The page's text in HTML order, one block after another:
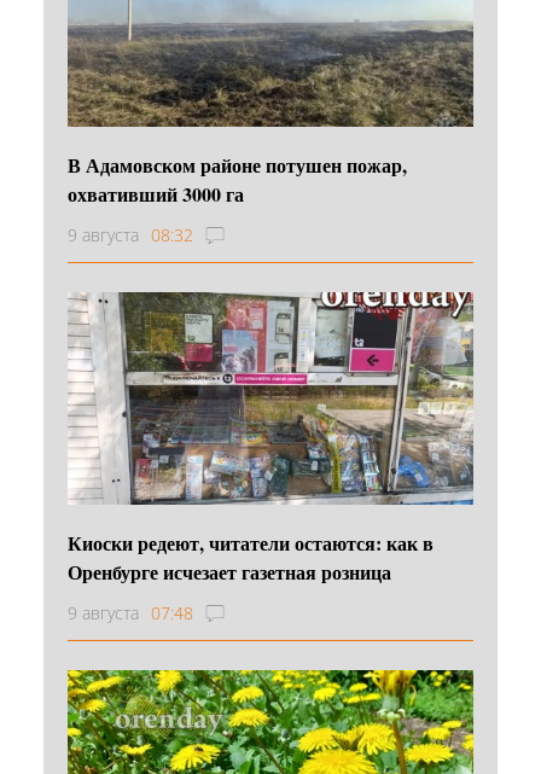
В Адамовском районе потушен пожар,
охвативший 3000 га
9 августа 08:32
Киоски редеют, читатели остаются: как в
Оренбурге исчезает газетная розница
9 августа 07:48